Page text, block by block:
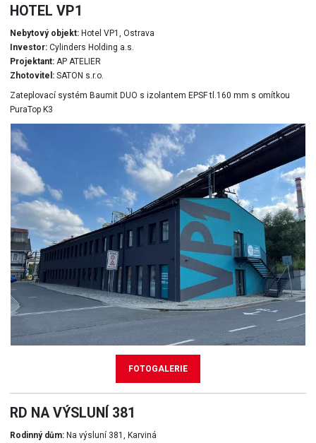
FOTOGALERIE
HOTEL VP1
Nebytový objekt:Hotel VP1, Ostrava
Investor:Cylinders Holding a.s.
Projektant:AP ATELIER
Zhotovitel:SATON s.r.o.
Zateplovací systém Baumit DUO s izolantem EPSF tl.160 mm s omítkou
PuraTop K3
RD NA VÝSLUNÍ 381
Rodinný dům:Na výsluní 381, Karviná